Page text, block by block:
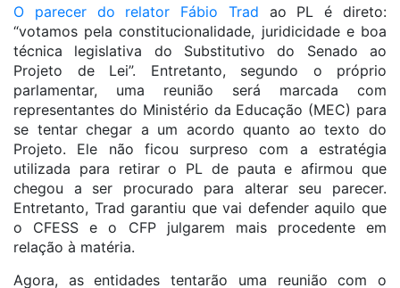
O parecer do relator Fábio Trad ao PL é direto:
“votamos pela constitucionalidade, juridicidade e boa
técnica legislativa do Substitutivo do Senado ao
Projeto de Lei”. Entretanto, segundo o próprio
parlamentar, uma reunião será marcada com
representantes do Ministério da Educação (MEC) para
se tentar chegar a um acordo quanto ao texto do
Projeto. Ele não ficou surpreso com a estratégia
utilizada para retirar o PL de pauta e afirmou que
chegou a ser procurado para alterar seu parecer.
Entretanto, Trad garantiu que vai defender aquilo que
o CFESS e o CFP julgarem mais procedente em
relação à matéria.
Agora, as entidades tentarão uma reunião com o